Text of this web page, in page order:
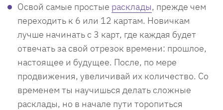
Освой самые простые расклады, прежде чем
переходить к 6 или 12 картам. Новичкам
лучше начинать с 3 карт, где каждая будет
отвечать за свой отрезок времени: прошлое,
настоящее и будущее. После, по мере
продвижения, увеличивай их количество. Со
временем ты научишься делать сложные
расклады, но в начале пути торопиться